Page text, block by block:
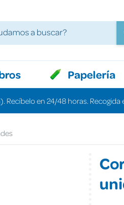
Papelería
en 24/48 horas. Recogida